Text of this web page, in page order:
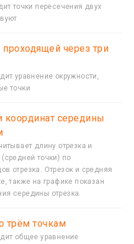
точки пересечения двух
через три
уравнение окружности,
точки
координат середины
длину отрезка и
точки) по
отрезка. Отрезок и средняя
также на графике показан
середины отрезка.
трём точкам
общее уравнение